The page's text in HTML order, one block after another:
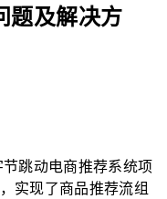
题及解决方
跳动电商推荐系统项
实现了商品推荐流组